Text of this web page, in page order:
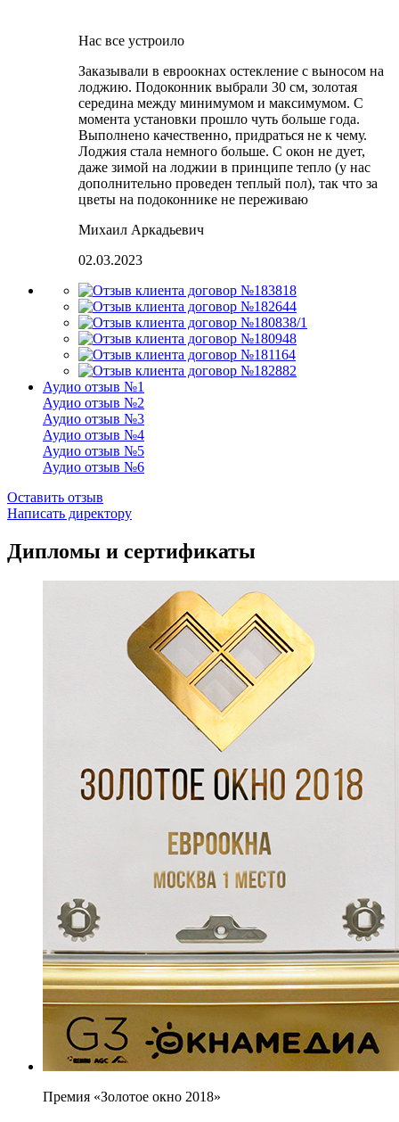
Нас все устроило
Заказывали в евроокнах остекление с выносом на
лоджию. Подоконник выбрали 30 см, золотая
середина между минимумом и максимумом. С
момента установки прошло чуть больше года.
Выполнено качественно, придраться не к чему.
Лоджия стала немного больше. С окон не дует,
даже зимой на лоджии в принципе тепло (у нас
дополнительно проведен теплый пол), так что за
цветы на подоконнике не переживаю
Михаил Аркадьевич
02.03.2023
Аудио отзыв №1
Аудио отзыв №2
Аудио отзыв №3
Аудио отзыв №4
Аудио отзыв №5
Аудио отзыв №6
Оставить отзыв
Написать директору
Дипломы и сертификаты
Премия «Золотое окно 2018»